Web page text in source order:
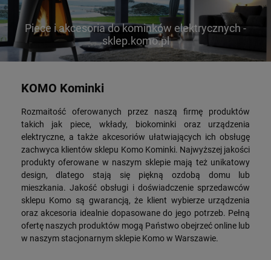
Piece i akcesoria do kominków elektrycznych -
sklep.komo.pl
KOMO Kominki
Rozmaitość oferowanych przez naszą firmę produktów
takich jak piece, wkłady, biokominki oraz urządzenia
elektryczne, a także akcesoriów ułatwiających ich obsługę
zachwyca klientów sklepu Komo Kominki. Najwyższej jakości
produkty oferowane w naszym sklepie mają też unikatowy
design, dlatego stają się piękną ozdobą domu lub
mieszkania. Jakość obsługi i doświadczenie sprzedawców
sklepu Komo są gwarancją, że klient wybierze urządzenia
oraz akcesoria idealnie dopasowane do jego potrzeb. Pełną
ofertę naszych produktów mogą Państwo obejrzeć online lub
w naszym stacjonarnym sklepie Komo w Warszawie.